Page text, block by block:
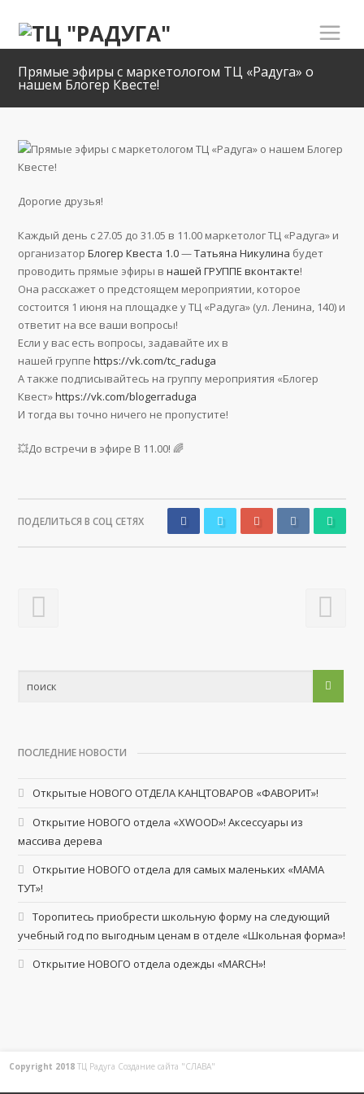
Прямые эфиры с маркетологом ТЦ «Радуга» о
нашем Блогер Квесте!
Дорогие друзья!
Каждый день с 27.05 до 31.05 в 11.00 маркетолог ТЦ «Радуга» и
организаторБлогер Квеста 1.0—Татьяна Никулина будет
проводить прямые эфиры внашей ГРУППЕ вконтакте!
Она расскажет о предстоящем мероприятии, которое
состоится 1 июня на площадке у ТЦ «Радуга» (ул. Ленина, 140) и
ответит на все ваши вопросы!
Если у вас есть вопросы, задавайте их в
нашей группеhttps://vk.com/tc_raduga
А также подписывайтесь на группу мероприятия «Блогер
Квест»https://vk.com/blogerraduga
И тогда вы точно ничего не пропустите!
💥До встречи в эфире В 11.00! 🌈
ПОДЕЛИТЬСЯ В СОЦ СЕТЯХ
ПОСЛЕДНИЕ НОВОСТИ
Открытые НОВОГО ОТДЕЛА КАНЦТОВАРОВ «ФАВОРИТ»!
Открытие НОВОГО отдела «XWOOD»! Аксессуары из
массива дерева
Открытие НОВОГО отдела для самых маленьких «МАМА
ТУТ»!
Торопитесь приобрести школьную форму на следующий
учебный год по выгодным ценам в отделе «Школьная форма»!
Открытие НОВОГО отдела одежды «MARCH»!
Copyright 2018 ТЦ Радуга Создание сайта "СЛАВА"